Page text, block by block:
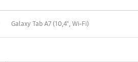
Galaxy Tab A7 (10,4", Wi-Fi)